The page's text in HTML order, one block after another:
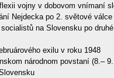
vojny v dobovom vnímaní
Nejdecka po 2. světové válce
na Slovensku po
exilu v roku 1948
národnom povstaní (8.–